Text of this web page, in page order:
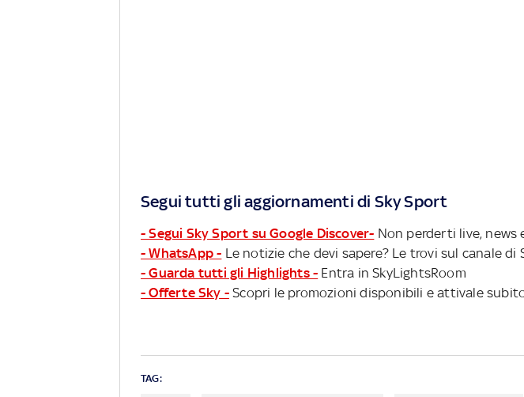
Segui tutti gli aggiornamenti di Sky Sport
- Segui Sky Sport su Google Discover- Non perderti live, news
- WhatsApp - Le notizie che devi sapere? Le trovi sul canale di
- Guarda tutti gli Highlights - Entra in SkyLightsRoom
- Offerte Sky - Scopri le promozioni disponibili e attivale
TAG: